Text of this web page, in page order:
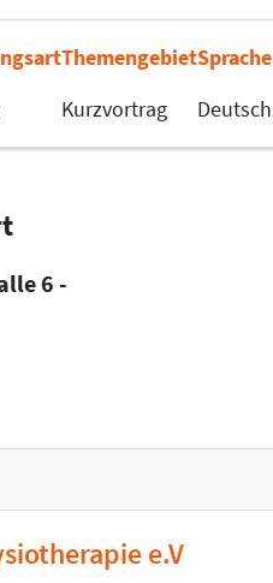
Themengebiet
Kurzvortrag
Sprache
Deutsch
6 -
e.V